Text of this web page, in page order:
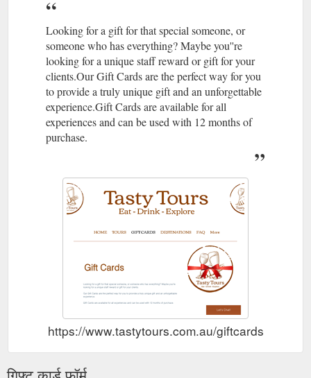
Looking for a gift for that special someone, or
someone who has everything? Maybe you''re
looking for a unique staff reward or gift for your
clients.​Our Gift Cards are the perfect way for you
to provide a truly unique gift and an unforgettable
experience.​Gift Cards are available for all
experiences and can be used with 12 months of
purchase.
https://www.tastytours.com.au/giftcards